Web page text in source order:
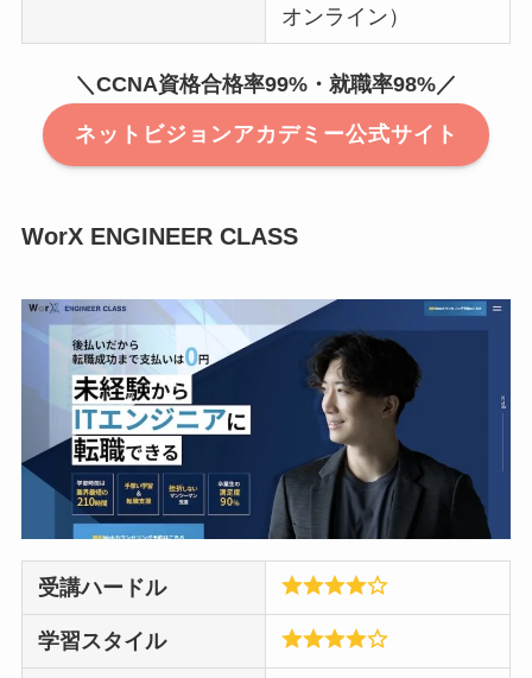
オンライン）
＼CCNA資格合格率99%・就職率98%／
ネットビジョンアカデミー公式サイト
WorX ENGINEER CLASS
受講ハードル
学習スタイル